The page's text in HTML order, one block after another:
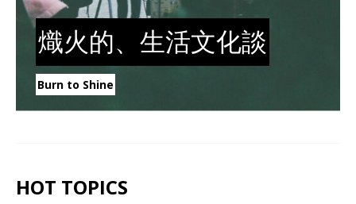
熾火的、生活文化談
Burn to Shine
HOT TOPICS